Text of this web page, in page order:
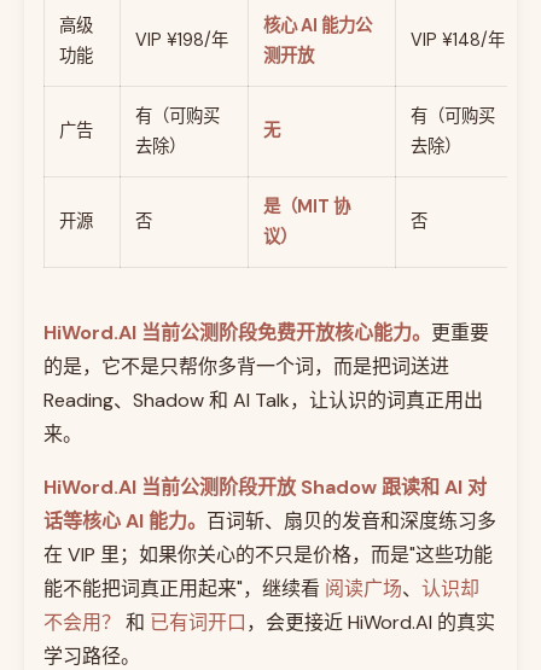
高级
功能
VIP ¥198/年
核心 AI 能力公
测开放
VIP ¥148/年
广告
有（可购买
去除）
无
有（可购买
去除）
开源 否
是（MIT 协
议）
否
HiWord.AI 当前公测阶段免费开放核心能力。 更重要
的是，它不是只帮你多背一个词，而是把词送进
Reading、Shadow 和 AI Talk，让认识的词真正用出
来。
HiWord.AI 当前公测阶段开放 Shadow 跟读和 AI 对
话等核心 AI 能力。 百词斩、扇贝的发音和深度练习多
在 VIP 里；如果你关心的不只是价格，而是"这些功能
能不能把词真正用起来"，继续看 阅读广场、 认识却
不会用？ 和 已有词开口，会更接近 HiWord.AI 的真实
学习路径。